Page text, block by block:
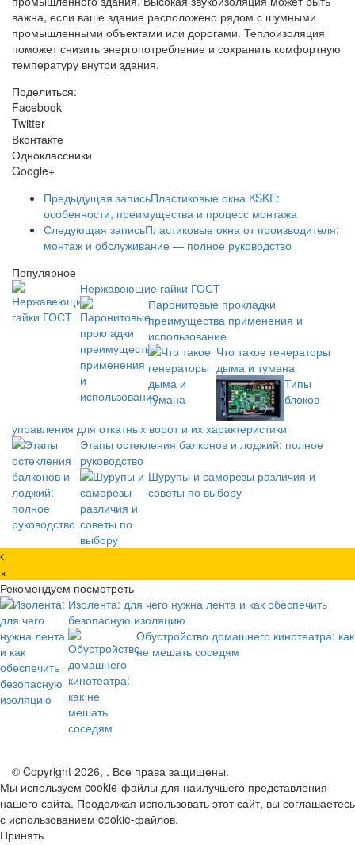
важна, если ваше здание расположено рядом с шумными
промышленными объектами или дорогами. Теплоизоляция
поможет снизить энергопотребление и сохранить комфортную
температуру внутри здания.
Поделиться:
Facebook
Twitter
Вконтакте
Одноклассники
Google+
Предыдущая записьПластиковые окна KSKE:
особенности, преимущества и процесс монтажа
Следующая записьПластиковые окна от производителя:
монтаж и обслуживание — полное руководство
Популярное
Нержавеющие гайки ГОСТ
Паронитовые прокладки
преимущества применения и
использование
Что такое генераторы
дыма и тумана
Типы
блоков
управления для откатных ворот и их характеристики
Этапы остекления балконов и лоджий: полное
руководство
Шурупы и саморезы различия и
советы по выбору
×
Рекомендуем посмотреть
Изолента: для чего нужна лента и как обеспечить
безопасную изоляцию
Обустройство домашнего кинотеатра: как
не мешать соседям
© Copyright 2026, . Все права защищены.
Мы используем cookie-файлы для наилучшего представления
нашего сайта. Продолжая использовать этот сайт, вы соглашаетесь
с использованием cookie-файлов.
Принять